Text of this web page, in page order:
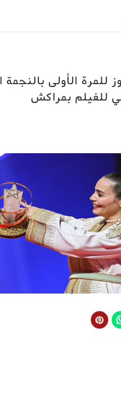
للمرة الأولى بالنجمة
للفيلم بمراكش